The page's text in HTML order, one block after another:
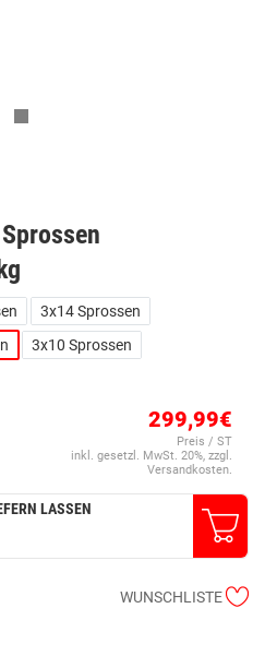
3x14 Sprossen
3x10 Sprossen
299,99€
Preis / ST
inkl. gesetzl. MwSt. 20%, zzgl.
Versandkosten.
LASSEN
WUNSCHLISTE